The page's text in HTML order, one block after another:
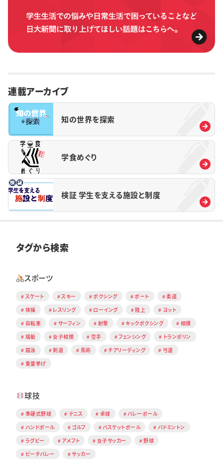
連載アーカイブ
知の世界を探索
学食めぐり
検証 学生を支える施設と制度
タグから検索
スポーツ
スケート スキー ボクシング ボート
柔道
体操
レスリング ローイング 陸上
ヨット
自転車
サーフィン 射撃 キックボクシング
相撲
端艇
女子相撲 空手 フェンシング
トランポリン
競泳
剣道 馬術 チアリーディング
弓道
重量挙げ
球技
準硬式野球 テニス 卓球
バレーボール
ハンドボール
ゴルフ バスケットボール
バドミントン
ラグビー
アメフト 女子サッカー
野球
ビーチバレー
サッカー